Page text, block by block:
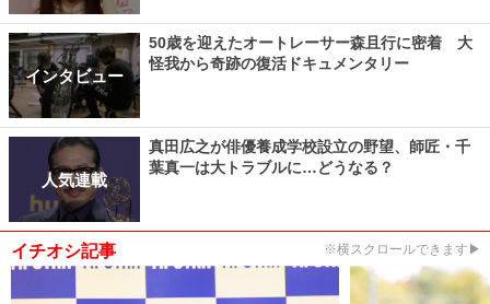
インタビュー
50歳を迎えたオートレーサー森且行に密着 大
怪我から奇跡の復活ドキュメンタリー
人気連載
真田広之が俳優養成学校設立の野望、師匠・千
葉真一は大トラブルに…どうなる？
イチオシ記事 ※横スクロールできます▶